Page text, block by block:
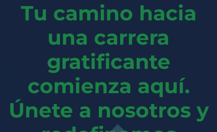
Tu camino hacia
una carrera
gratificante
comienza aquí.
Únete a nosotros y